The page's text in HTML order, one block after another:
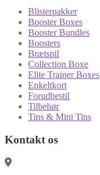
Blisterpakker
Booster Boxes
Booster Bundles
Boosters
Brætspil
Collection Boxe
Elite Trainer Boxes
Enkeltkort
Forudbestil
Tilbehør
Tins & Mini Tins
Kontakt os